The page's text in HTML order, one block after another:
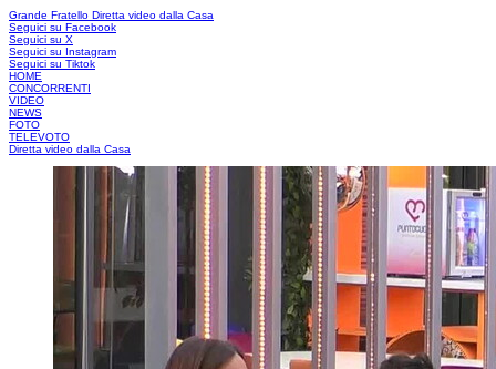
Grande Fratello Diretta video dalla Casa
Seguici su Facebook
Seguici su X
Seguici su Instagram
Seguici su Tiktok
HOME
CONCORRENTI
VIDEO
NEWS
FOTO
TELEVOTO
Diretta video dalla Casa